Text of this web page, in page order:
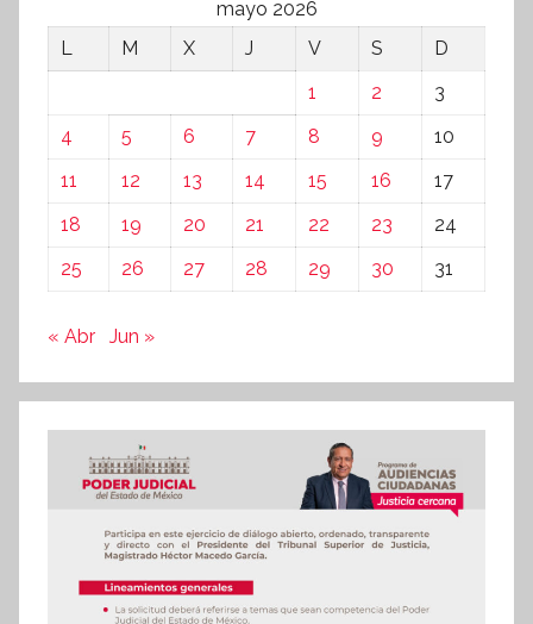
mayo 2026
L
M X J V S
D
1
2
3
4
5 6 7 8 9
10
11
12 13 14 15 16
17
18
19 20 21 22 23
24
25
26 27 28 29 30 31
« Abr Jun »